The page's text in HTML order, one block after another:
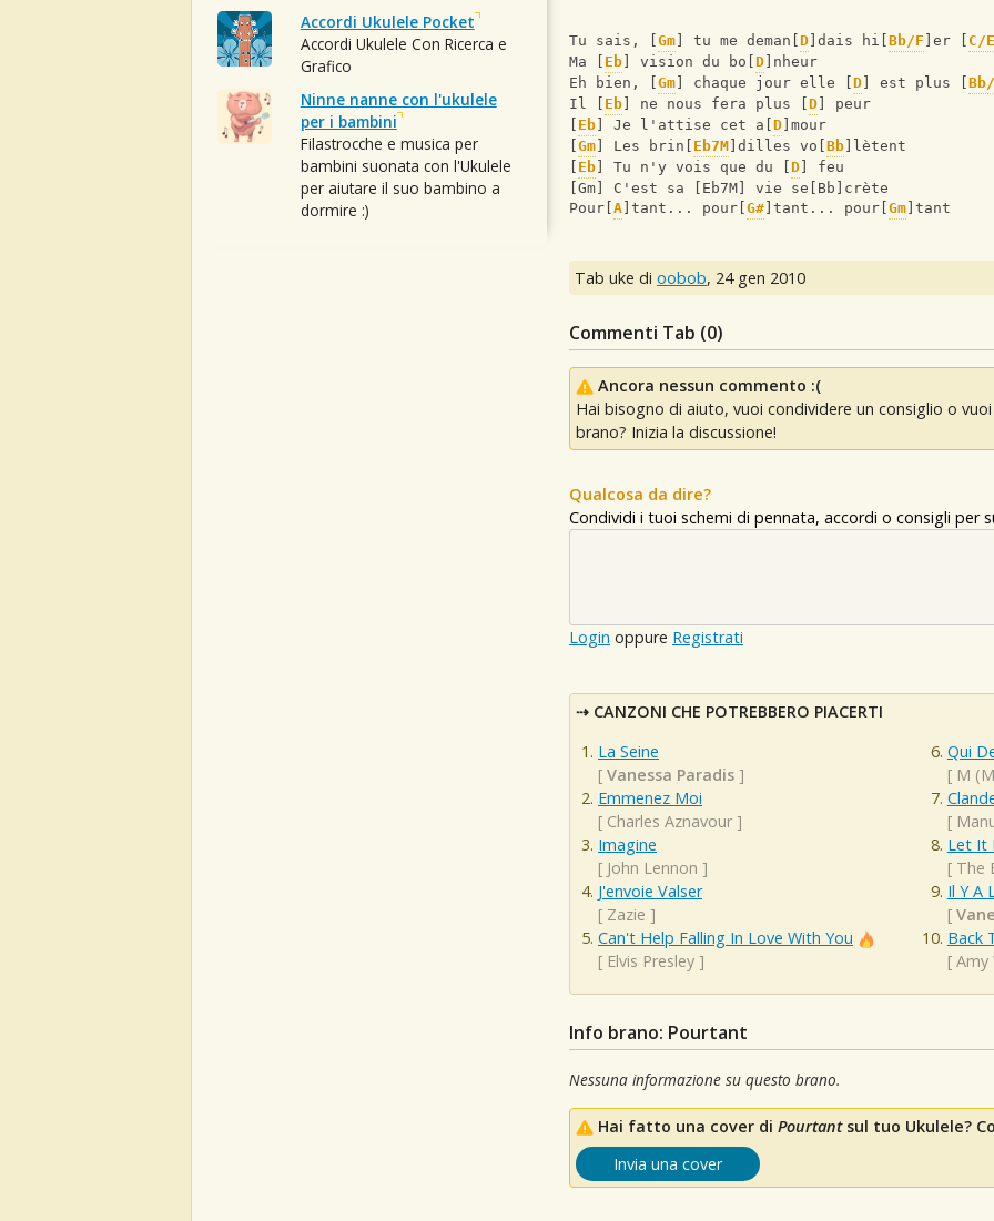
Tu sais, [ Gm ] tu me deman[ D ]dais hi[ Bb/F ]er [ C/E
Ma [ Eb ] vision du bo[ D ]nheur
Eh bien, [ Gm ] chaque jour elle [ D ] est plus [
Il [ Eb ] ne nous fera plus [ D ] peur
Eb ] Je l'attise cet a[ D ]mour
Gm ] Les brin[ Eb7M ]dilles vo[ Bb ]lètent
Eb ] Tu n'y vois que du [ D ] feu
[Gm] C'est sa [Eb7M] vie se[Bb]crète
Pour[ A ]tant... pour[ G# ]tant... pour[ Gm ]tant
Tab uke di oobob, 24 gen 2010
Commenti Tab (0)
Ancora nessun commento :(
Hai bisogno di aiuto, vuoi condividere un consiglio o
brano? Inizia la discussione!
Qualcosa da dire?
Condividi i tuoi schemi di pennata, accordi o consigli per
Login oppure Registrati
CANZONI CHE POTREBBERO PIACERTI
La Seine
[ Vanessa Paradis ]
Emmenez Moi
[ Charles Aznavour ]
Imagine
[ John Lennon ]
J'envoie Valser
[ Zazie ]
Can't Help Falling In Love With You
[ Elvis Presley ]
Qui
[ M
[
Let It
[ The
Il Y A
[
Back
[ Amy
Info brano: Pourtant
Nessuna informazione su questo brano.
Hai fatto una cover di Pourtantsul tuo Ukulele?
Invia una cover
Accordi Ukulele Pocket
Accordi Ukulele Con Ricerca e
Grafico
Ninne nanne con l'ukulele
per i bambini
Filastrocche e musica per
bambini suonata con l'Ukulele
per aiutare il suo bambino a
dormire :)